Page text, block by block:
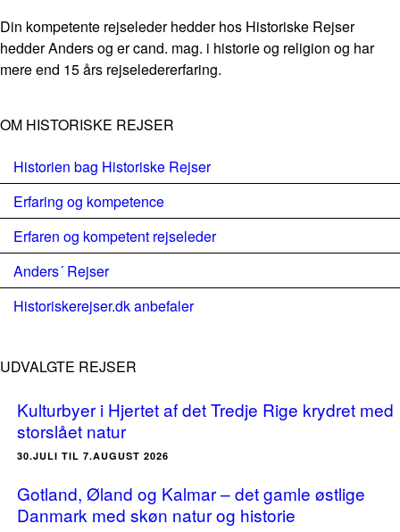
Din kompetente rejseleder hedder hos Historiske Rejser
hedder Anders og er cand. mag. i historie og religion og har
mere end 15 års rejseledererfaring.
OM HISTORISKE REJSER
Historien bag Historiske Rejser
Erfaring og kompetence
Erfaren og kompetent rejseleder
Anders´ Rejser
Historiskerejser.dk anbefaler
UDVALGTE REJSER
Kulturbyer i Hjertet af det Tredje Rige krydret med
storslået natur
30.JULI TIL 7.AUGUST 2026
Gotland, Øland og Kalmar – det gamle østlige
Danmark med skøn natur og historie